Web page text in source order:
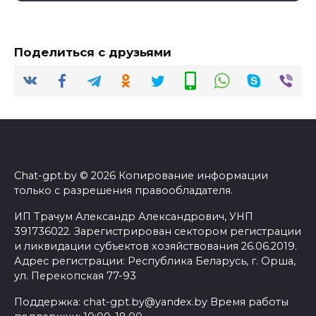
Поделиться с друзьями
Chat-gpt.by © 2026 Копирование информации
только с разрешения правообладателя.
ИП Трачум Александр Александрович, УНП
391736022. Зарегистрирован сектором регистрации
и ликвидации субъектов хозяйствования 26.06.2019.
Адрес регистрации: Республика Беларусь, г. Орша,
ул. Перекопская 77-93
Поддержка: chat-gpt.by@yandex.by Время работы